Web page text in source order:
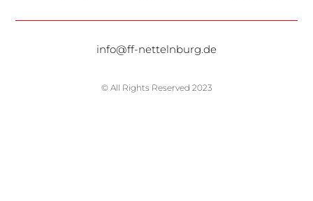
info@ff-nettelnburg.de
© All Rights Reserved 2023